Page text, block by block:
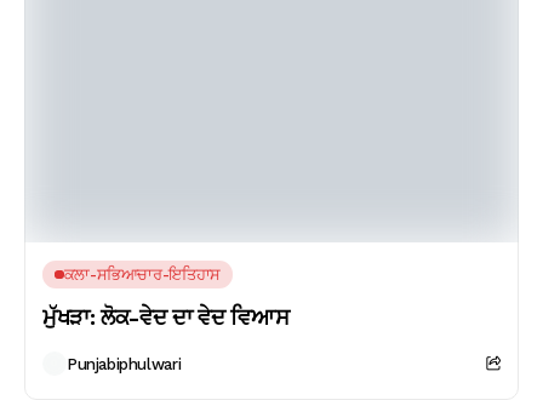
ਕਲਾ-ਸਭਿਆਚਾਰ-ਇਤਿਹਾਸ
ਮੁੱਖੜਾ: ਲੋਕ-ਵੇਦ ਦਾ ਵੇਦ ਵਿਆਸ
Punjabiphulwari